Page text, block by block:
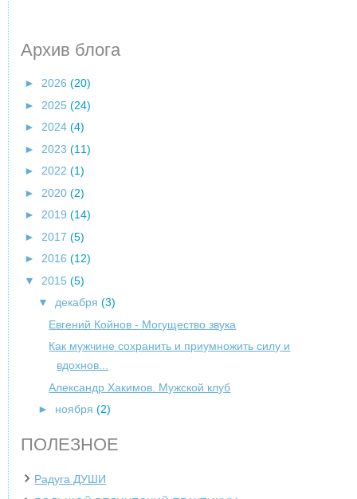
Архив блога
► 2026(20)
► 2025(24)
► 2024(4)
► 2023(11)
► 2022(1)
► 2020(2)
► 2019(14)
► 2017(5)
► 2016(12)
▼ 2015(5)
▼ декабря(3)
Евгений Койнов - Могущество звука
Как мужчине сохранить и приумножить силу и
вдохнов...
Александр Хакимов. Мужской клуб
► ноября(2)
ПОЛЕЗНОЕ
Радуга ДУШИ